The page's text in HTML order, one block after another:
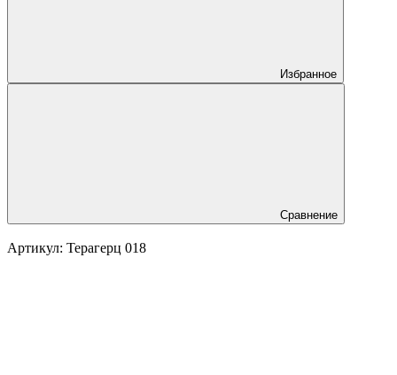
Избранное
Сравнение
Артикул: Терагерц 018